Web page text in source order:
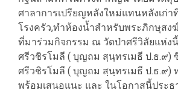
ศาลาการเปรียญหลังใหม่แทนหลังเก่า
โรงครัว,ทำห้องน้ำสำหรับพระภิกษุสง
ที่มาร่วมกิจกรรม ณ วัดป่าศรีวิลัยแห่ง
ศรีวชิรโมลี ( บุญถม สฺนฺทรเมธี ป.ธ.๙)
ศรีวชิรโมลี ( บุญถม สฺนฺทรเมธี ป.ธ.๙)
พร้อมเสนอแนะ และ ในโอกาสนี้ประ